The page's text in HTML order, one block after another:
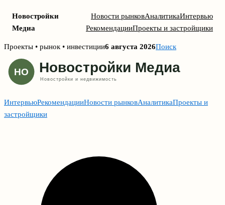
Новостройки
Медиа
Новости рынковАналитикаИнтервью
РекомендацииПроекты и застройщики
Skip
content
Проекты • рынок • инвестиции6 августа 2026Поиск
ИнтервьюРекомендацииНовости рынковАналитикаПроекты и
застройщики